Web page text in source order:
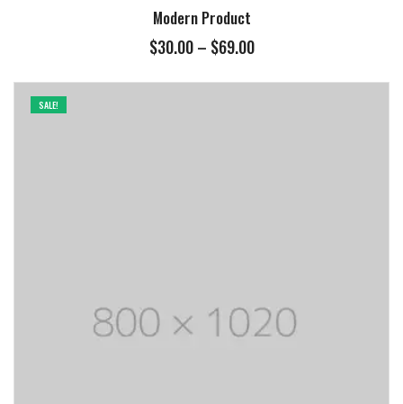
Modern Product
$30.00– $69.00
SALE!